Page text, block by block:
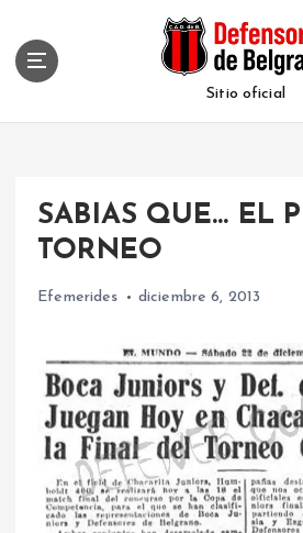
Sitio oficial
SABIAS QUE… EL
TORNEO
Efemerides diciembre 6, 2013